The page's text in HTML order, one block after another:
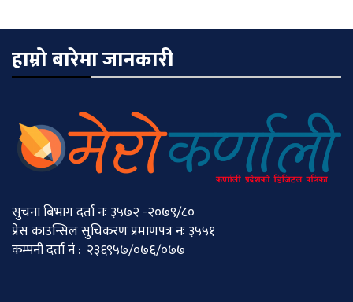
हाम्रो बारेमा जानकारी
सुचना बिभाग दर्ता नः ३५७२ -२०७९/८०
प्रेस काउन्सिल सुचिकरण प्रमाणपत्र नः ३५५१
कम्पनी दर्ता नं : २३६९५७/०७६/०७७